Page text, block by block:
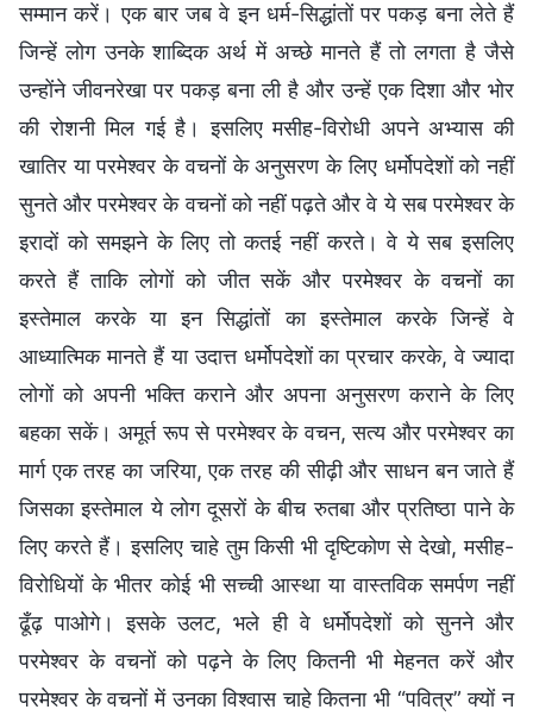
सम्मान करें। एक बार जब वे इन धर्म-सिद्धांतों पर पकड़ बना लेते हैं
जिन्हें लोग उनके शाब्दिक अर्थ में अच्छे मानते हैं तो लगता है जैसे
उन्होंने जीवनरेखा पर पकड़ बना ली है और उन्हें एक दिशा और भोर
की रोशनी मिल गई है। इसलिए मसीह-विरोधी अपने अभ्यास की
खातिर या परमेश्वर के वचनों के अनुसरण के लिए धर्मोपदेशों को नहीं
सुनते और परमेश्वर के वचनों को नहीं पढ़ते और वे ये सब परमेश्वर के
इरादों को समझने के लिए तो कतई नहीं करते। वे ये सब इसलिए
करते हैं ताकि लोगों को जीत सकें और परमेश्वर के वचनों का
इस्तेमाल करके या इन सिद्धांतों का इस्तेमाल करके जिन्हें वे
आध्यात्मिक मानते हैं या उदात्त धर्मोपदेशों का प्रचार करके, वे ज्यादा
लोगों को अपनी भक्ति कराने और अपना अनुसरण कराने के लिए
बहका सकें। अमूर्त रूप से परमेश्वर के वचन, सत्य और परमेश्वर का
मार्ग एक तरह का जरिया, एक तरह की सीढ़ी और साधन बन जाते हैं
जिसका इस्तेमाल ये लोग दूसरों के बीच रुतबा और प्रतिष्ठा पाने के
लिए करते हैं। इसलिए चाहे तुम किसी भी दृष्टिकोण से देखो, मसीह-
विरोधियों के भीतर कोई भी सच्ची आस्था या वास्तविक समर्पण नहीं
ढूँढ़ पाओगे। इसके उलट, भले ही वे धर्मोपदेशों को सुनने और
परमेश्वर के वचनों को पढ़ने के लिए कितनी भी मेहनत करें और
परमेश्वर के वचनों में उनका विश्वास चाहे कितना भी “पवित्र” क्यों न